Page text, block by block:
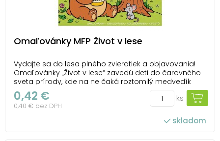
Omaľovánky MFP Život v lese
Vydajte sa do lesa plného zvieratiek a objavovania!
Omaľovánky „Život v lese“ zavedú deti do čarovného
sveta prírody, kde na ne čaká roztomilý medvedík
maškrtiaci med, malá myška aj ďalší obyvatelia lesa.
Každý obrázok láka k vyfarbovaniu a zároveň
podnecuje detskú fantáziu. Jednoduché a prehľ...
0,42 €
0,40 € bez DPH
ks
skladom